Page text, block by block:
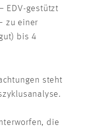
EDV-gestützt
zu einer
bis 4
steht
die